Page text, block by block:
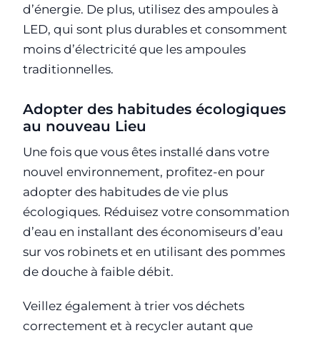
d’énergie. De plus, utilisez des ampoules à
LED, qui sont plus durables et consomment
moins d’électricité que les ampoules
traditionnelles.
Adopter des habitudes écologiques
au nouveau Lieu
Une fois que vous êtes installé dans votre
nouvel environnement, profitez-en pour
adopter des habitudes de vie plus
écologiques. Réduisez votre consommation
d’eau en installant des économiseurs d’eau
sur vos robinets et en utilisant des pommes
de douche à faible débit.
Veillez également à trier vos déchets
correctement et à recycler autant que